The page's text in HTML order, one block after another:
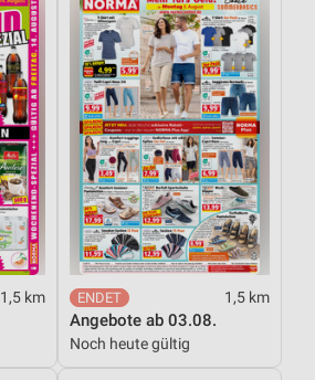
1,5 km 1,5 km
Angebote ab 03.08.
Noch heute gültig